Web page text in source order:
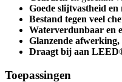
Goede slijtvastheid en
Bestand tegen veel
Waterverdunbaar en
Glanzende
Draagt bij aan
Toepassingen